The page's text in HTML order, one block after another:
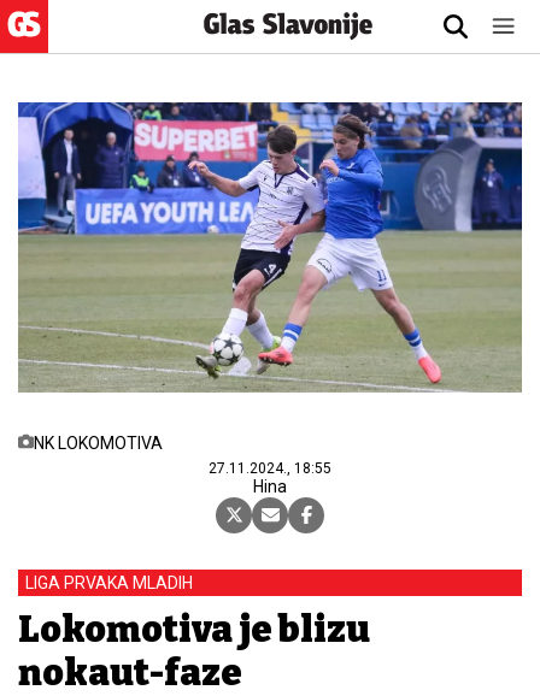
NK LOKOMOTIVA
27.11.2024., 18:55
Hina
LIGA PRVAKA MLADIH
Lokomotiva je blizu
nokaut-faze